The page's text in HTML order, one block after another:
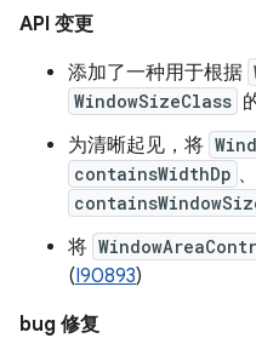
API 变更
添加了一种用于根据
WindowSizeClass
为清晰起见，将
containsWidthDp 、
将
(I90893)
bug 修复